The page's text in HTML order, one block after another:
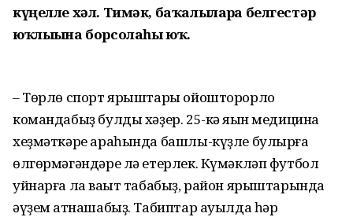
күңелле хәл. Тимәк, баҡалыларға белгестәр
юҡлығына борсолаһы юҡ.
– Төрлө спорт ярыштары ойошторорлоҡ
командабыҙ булды хәҙер. 25-кә яҡын медицина
хеҙмәткәре араһында башлы-күҙле булырға
өлгөрмәгәндәре лә етерлек. Күмәкләп футбол
уйнарға ла ваҡыт табабыҙ, район ярыштарында
әүҙем ҡатнашабыҙ. Табиптар ауылда һәр